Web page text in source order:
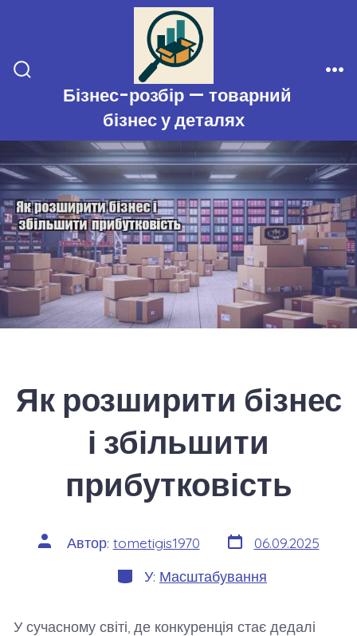
вмісту
Перемикач
пошукуБізнес-розбір — товарний
бізнес у деталях
Як розширити бізнес
і збільшити
прибутковість
Автор
запису
Автор: tometigis1970 Дата
запису
06.09.2025
Категорії
У: Масштабування
У сучасному світі, де конкуренція стає дедалі